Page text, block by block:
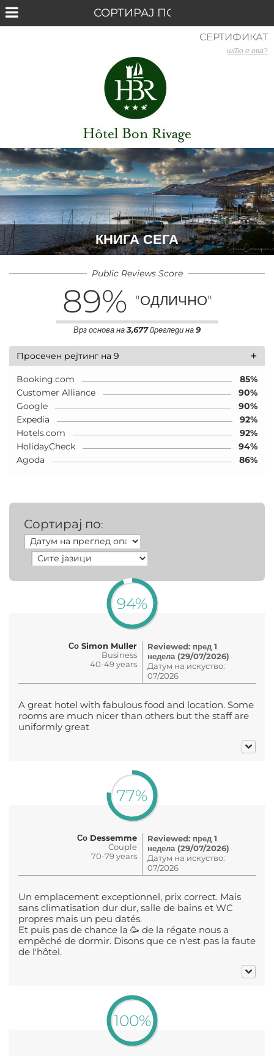
КНИГА СЕГА
Public Reviews Score
89% "ОДЛИЧНО"
Врз основа на3,677прегледи на9
+
Просечен рејтинг на 9
Booking.com
85%
Customer Alliance
90%
Google
90%
Expedia
92%
Hotels.com
92%
HolidayCheck
94%
Agoda
86%
Сортирај по:
94%
Со Simon Muller
Business
40-49 years
Reviewed: пред 1
недела (29/07/2026)
Датум на искуство:
07/2026
A great hotel with fabulous food and location. Some
rooms are much nicer than others but the staff are
uniformly great
77%
Со Dessemme
Couple
70-79 years
Reviewed: пред 1
недела (29/07/2026)
Датум на искуство:
07/2026
Un emplacement exceptionnel, prix correct. Mais
sans climatisation dur dur, salle de bains et WC
propres mais un peu datés.
Et puis pas de chance la 🥳 de la régate nous a
empêché de dormir. Disons que ce n'est pas la faute
de l'hôtel.
100%
СЕРТИФИКАТ
што е ова?